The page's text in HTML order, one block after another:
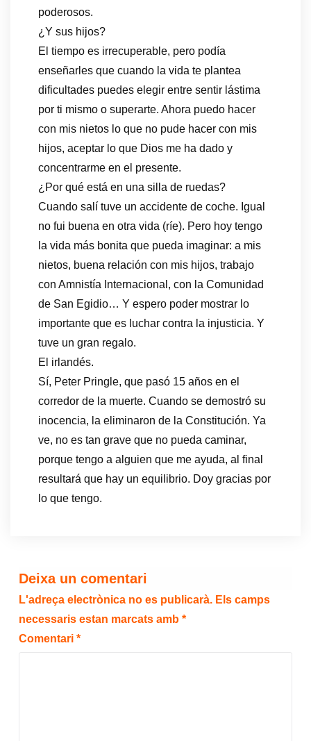
poderosos.
¿Y sus hijos?
El tiempo es irrecuperable, pero podía
enseñarles que cuando la vida te plantea
dificultades puedes elegir entre sentir lástima
por ti mismo o superarte. Ahora puedo hacer
con mis nietos lo que no pude hacer con mis
hijos, aceptar lo que Dios me ha dado y
concentrarme en el presente.
¿Por qué está en una silla de ruedas?
Cuando salí tuve un accidente de coche. Igual
no fui buena en otra vida (ríe). Pero hoy tengo
la vida más bonita que pueda imaginar: a mis
nietos, buena relación con mis hijos, trabajo
con Amnistía Internacional, con la Comunidad
de San Egidio… Y espero poder mostrar lo
importante que es luchar contra la injusticia. Y
tuve un gran regalo.
El irlandés.
Sí, Peter Pringle, que pasó 15 años en el
corredor de la muerte. Cuando se demostró su
inocencia, la eliminaron de la Constitución. Ya
ve, no es tan grave que no pueda caminar,
porque tengo a alguien que me ayuda, al final
resultará que hay un equilibrio. Doy gracias por
lo que tengo.
Deixa un comentari
L'adreça electrònica no es publicarà. Els camps
necessaris estan marcats amb *
Comentari *